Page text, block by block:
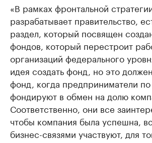
«В рамках фронтальной
разрабатывает правительство,
раздел, который посвящен
фондов, который перестроит
организаций федерального
идея создать фонд, но это
фонд, когда предприниматели по
фондируют в обмен на долю
Соответственно, они все
чтобы компания была успешна,
бизнес-связями участвуют, для